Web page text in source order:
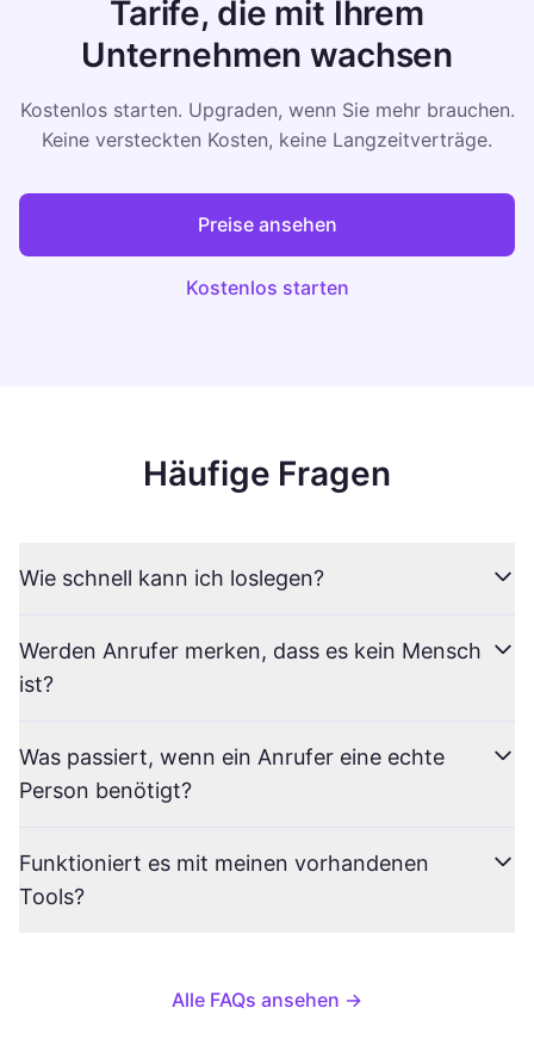
Tarife, die mit Ihrem
Unternehmen wachsen
Kostenlos starten. Upgraden, wenn Sie mehr brauchen.
Keine versteckten Kosten, keine Langzeitverträge.
Preise ansehen
Kostenlos starten
Häufige Fragen
Wie schnell kann ich loslegen?
Werden Anrufer merken, dass es kein Mensch
ist?
Was passiert, wenn ein Anrufer eine echte
Person benötigt?
Funktioniert es mit meinen vorhandenen
Tools?
Alle FAQs ansehen →